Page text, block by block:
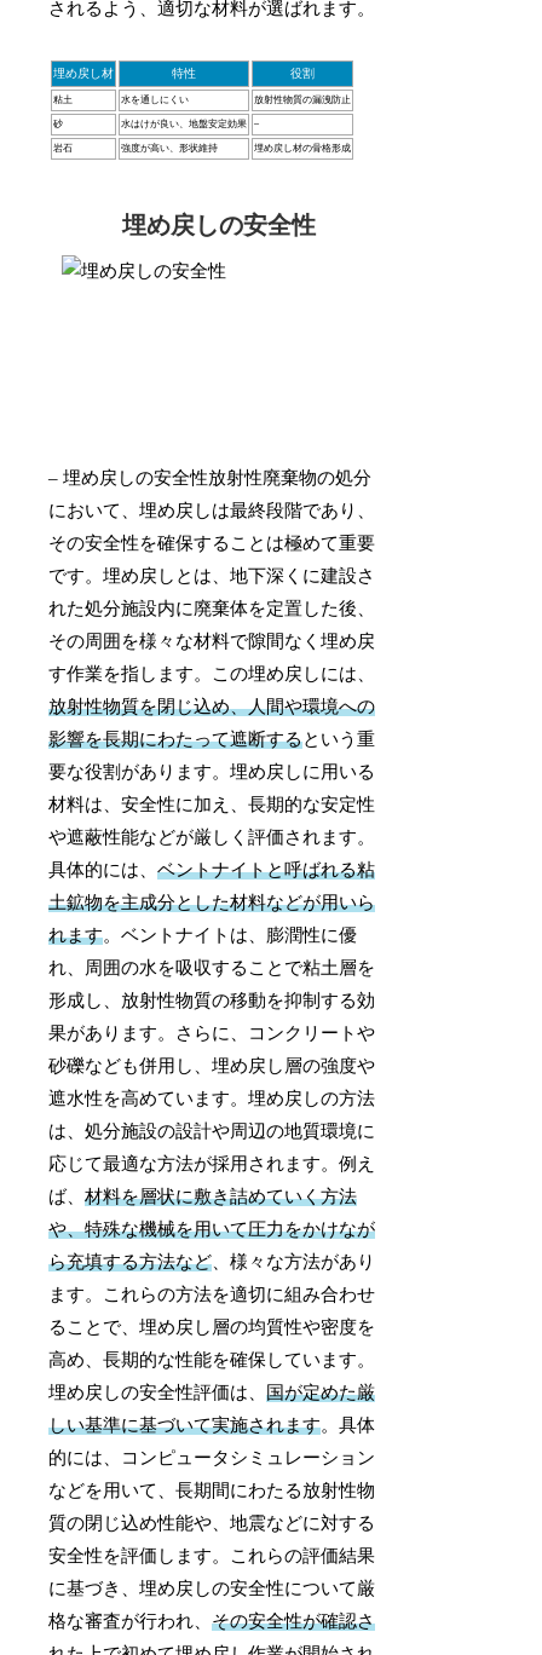
されるよう、適切な材料が選ばれます。
埋め戻し材 特性 役割
粘土 水を通しにくい 放射性物質の漏洩防止
砂 水はけが良い、地盤安定効果 –
岩石 強度が高い、形状維持 埋め戻し材の骨格形成
埋め戻しの安全性
– 埋め戻しの安全性放射性廃棄物の処分
において、埋め戻しは最終段階であり、
その安全性を確保することは極めて重要
です。埋め戻しとは、地下深くに建設さ
れた処分施設内に廃棄体を定置した後、
その周囲を様々な材料で隙間なく埋め戻
す作業を指します。この埋め戻しには、
放射性物質を閉じ込め、人間や環境への
影響を長期にわたって遮断するという重
要な役割があります。埋め戻しに用いる
材料は、安全性に加え、長期的な安定性
や遮蔽性能などが厳しく評価されます。
具体的には、ベントナイトと呼ばれる粘
土鉱物を主成分とした材料などが用いら
れます。ベントナイトは、膨潤性に優
れ、周囲の水を吸収することで粘土層を
形成し、放射性物質の移動を抑制する効
果があります。さらに、コンクリートや
砂礫なども併用し、埋め戻し層の強度や
遮水性を高めています。埋め戻しの方法
は、処分施設の設計や周辺の地質環境に
応じて最適な方法が採用されます。例え
ば、材料を層状に敷き詰めていく方法
や、特殊な機械を用いて圧力をかけなが
ら充填する方法など 、様々な方法があり
ます。これらの方法を適切に組み合わせ
ることで、埋め戻し層の均質性や密度を
高め、長期的な性能を確保しています。
埋め戻しの安全性評価は、国が定めた厳
しい基準に基づいて実施されます。具体
的には、コンピュータシミュレーション
などを用いて、長期間にわたる放射性物
質の閉じ込め性能や、地震などに対する
安全性を評価します。これらの評価結果
に基づき、埋め戻しの安全性について厳
格な審査が行われ、その安全性が確認さ